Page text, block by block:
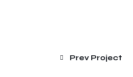
Prev Project